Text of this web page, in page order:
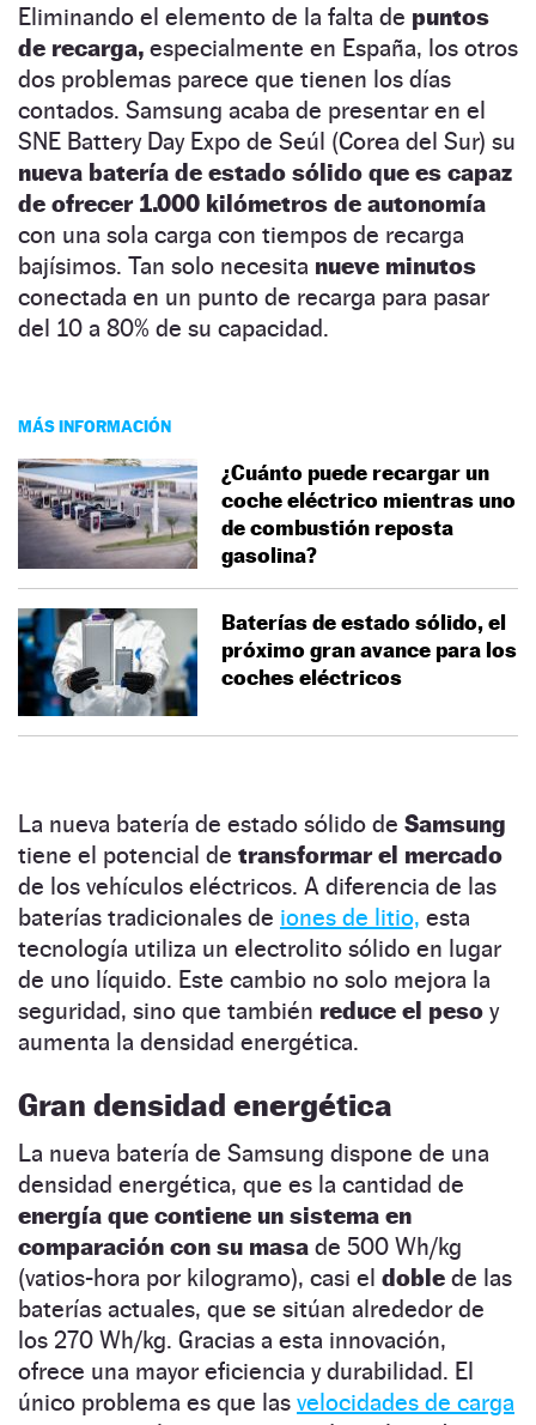
Eliminando el elemento de la falta de puntos
de recarga, especialmente en España, los otros
dos problemas parece que tienen los días
contados. Samsung acaba de presentar en el
SNE Battery Day Expo de Seúl (Corea del Sur) su
nueva batería de estado sólido que es capaz
de ofrecer 1.000 kilómetros de autonomía
con una sola carga con tiempos de recarga
bajísimos. Tan solo necesita nueve minutos
conectada en un punto de recarga para pasar
del 10 a 80% de su capacidad.
MÁS INFORMACIÓN
¿Cuánto puede recargar un
coche eléctrico mientras uno
de combustión reposta
gasolina?
Baterías de estado sólido, el
próximo gran avance para los
coches eléctricos
La nueva batería de estado sólido de Samsung
tiene el potencial de transformar el mercado
de los vehículos eléctricos. A diferencia de las
baterías tradicionales de iones de litio, esta
tecnología utiliza un electrolito sólido en lugar
de uno líquido. Este cambio no solo mejora la
seguridad, sino que también reduce el peso y
aumenta la densidad energética.
Gran densidad energética
La nueva batería de Samsung dispone de una
densidad energética, que es la cantidad de
energía que contiene un sistema en
comparación con su masa de 500 Wh/kg
(vatios-hora por kilogramo), casi el doble de las
baterías actuales, que se sitúan alrededor de
los 270 Wh/kg. Gracias a esta innovación,
ofrece una mayor eficiencia y durabilidad. El
único problema es que las velocidades de carga